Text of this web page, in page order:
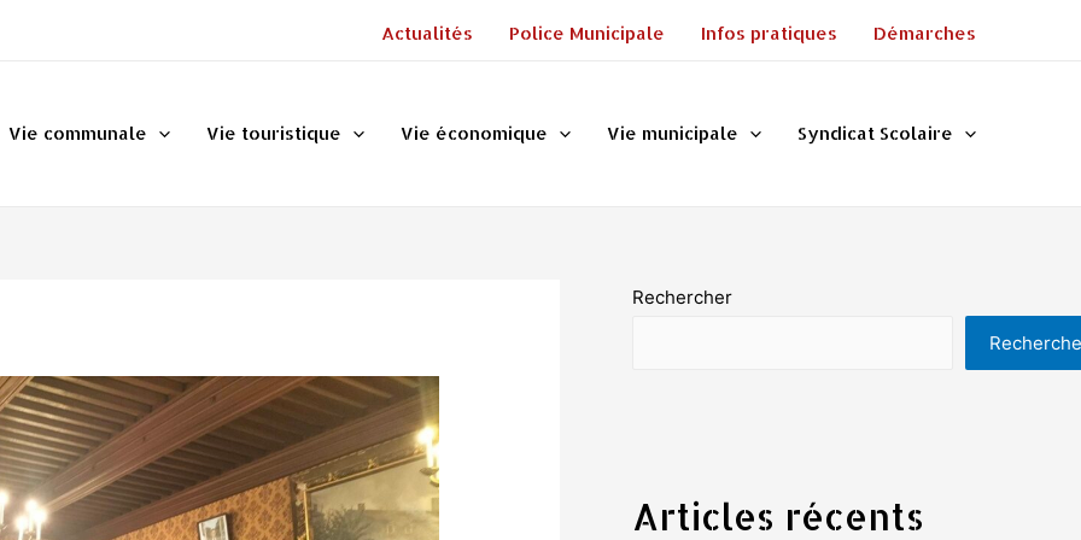
Actualités Police Municipale Infos pratiques Démarches
Vie communale Vie touristique Vie économique Vie municipale Syndicat Scolaire
Rechercher
Articles récents